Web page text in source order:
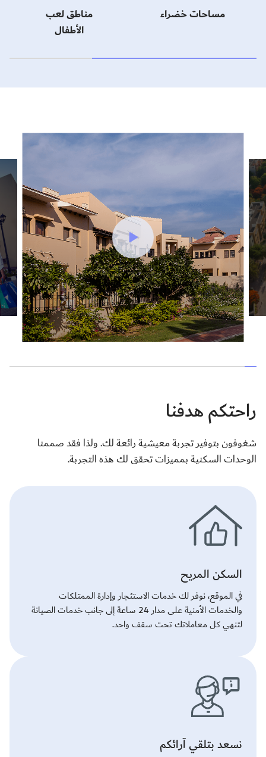
مساحات خضراء
مناطق لعب
الأطفال
راحتكم هدفنا
شغوفون بتوفير تجربة معيشية رائعة لك. ولذا فقد صممنا
الوحدات السكنية بمميزات تحقق لك هذه التجربة.
السكن المريح
في الموقع، نوفر لك خدمات الاستئجار وإدارة الممتلكات
والخدمات الأمنية على مدار 24 ساعة إلى جانب خدمات الصيانة
لتنهي كل معاملاتك تحت سقف واحد.
نسعد بتلقي آرائكم